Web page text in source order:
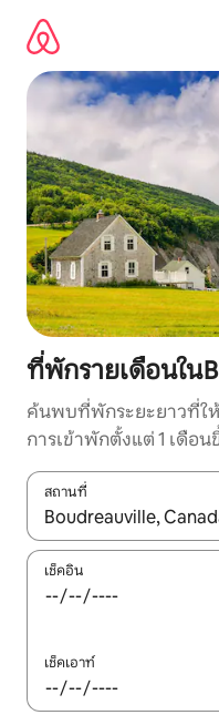
เนื้อหา
ที่พักรายเดือนใน
ค้นพบที่พักระยะยาวที่ใ
การเข้าพักตั้งแต่ 1 เดือน
สถานที่
ใช้ลูกศรขึ้นลง หรือใช้การ
เช็คอิน
เช็คเอาท์